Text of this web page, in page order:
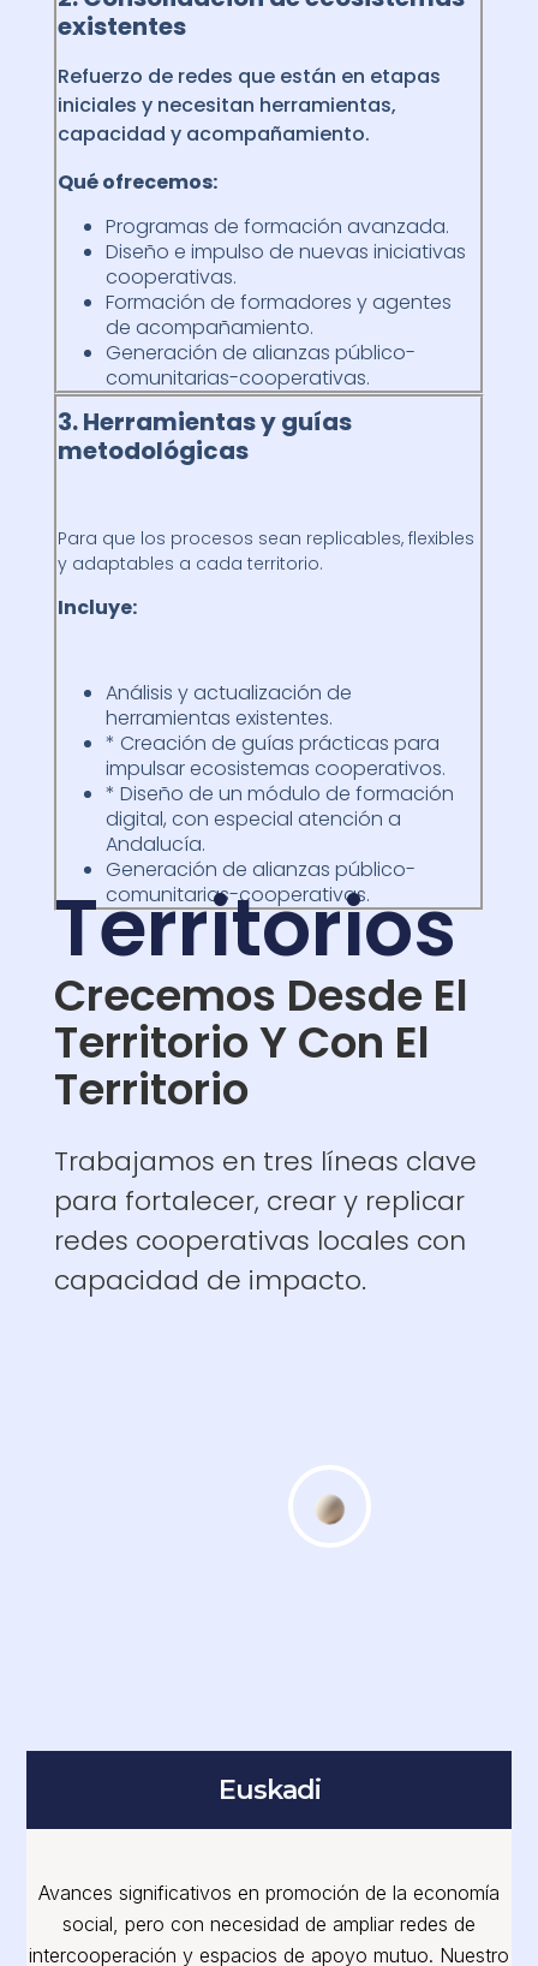
existentes
Refuerzo de redes que están en etapas
iniciales y necesitan herramientas,
capacidad y acompañamiento.
Qué ofrecemos:
Programas de formación avanzada.
Diseño e impulso de nuevas iniciativas
cooperativas.
Formación de formadores y agentes
de acompañamiento.
Generación de alianzas público-
comunitarias-cooperativas.
3. Herramientas y guías
metodológicas
Para que los procesos sean replicables, flexibles
y adaptables a cada territorio.
Incluye:
Análisis y actualización de
herramientas existentes.
* Creación de guías prácticas para
impulsar ecosistemas cooperativos.
* Diseño de un módulo de formación
digital, con especial atención a
Andalucía.
Generación de alianzas público-
comunitarias-cooperativas.
Territorios
Crecemos Desde El
Territorio Y Con El
Territorio
Trabajamos en tres líneas clave
para fortalecer, crear y replicar
redes cooperativas locales con
capacidad de impacto.
Euskadi
Avances significativos en promoción de la economía
social, pero con necesidad de ampliar redes de
intercooperación y espacios de apoyo mutuo. Nuestro